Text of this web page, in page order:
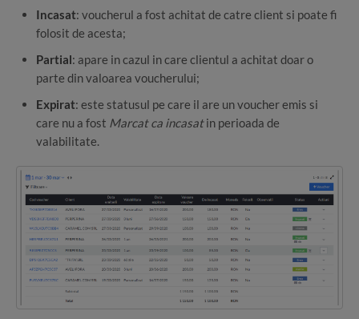
Incasat: voucherul a fost achitat de catre client si poate fi
folosit de acesta;
Partial: apare in cazul in care clientul a achitat doar o
parte din valoarea voucherului;
Expirat: este statusul pe care il are un voucher emis si
care nu a fost Marcat ca incasatin perioada de
valabilitate.